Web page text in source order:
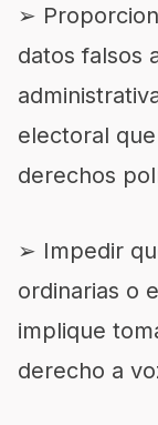
➢
datos falsos
electoral
derechos
➢ Impedir
ordinarias o
implique
derecho a